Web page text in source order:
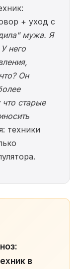
+ уход с
мужа. Я
него
Он
старые
техники
в